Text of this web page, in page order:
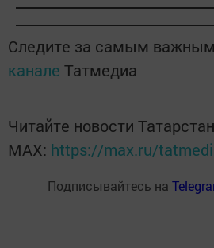
Следите за самым
канале Татмедиа
Читайте новости
MАХ: https://max.ru/
Подписывайтесь на